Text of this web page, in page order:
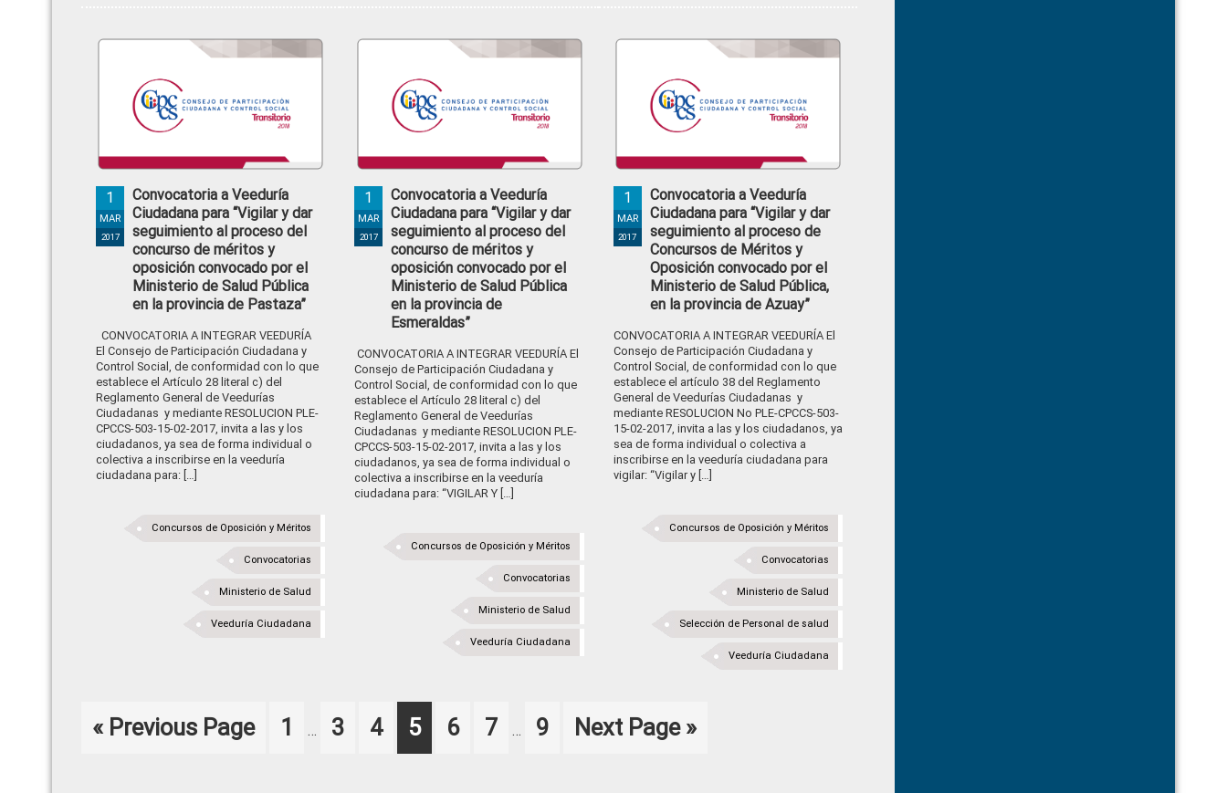
Convocatoria a Veeduría
Ciudadana para “Vigilar y dar
seguimiento al proceso del
concurso de méritos y
oposición convocado por el
Ministerio de Salud Pública
en la provincia de Pastaza”
1
MAR
2017
CONVOCATORIA A INTEGRAR VEEDURÍA
El Consejo de Participación Ciudadana y
Control Social, de conformidad con lo que
establece el Artículo 28 literal c) del
Reglamento General de Veedurías
Ciudadanas y mediante RESOLUCION PLE-
CPCCS-503-15-02-2017, invita a las y los
ciudadanos, ya sea de forma individual o
colectiva a inscribirse en la veeduría
ciudadana para: […]
Concursos de Oposición y Méritos
Convocatorias
Ministerio de Salud
Veeduría Ciudadana
Convocatoria a Veeduría
Ciudadana para “Vigilar y dar
seguimiento al proceso del
concurso de méritos y
oposición convocado por el
Ministerio de Salud Pública
en la provincia de
Esmeraldas”
1
MAR
2017
CONVOCATORIA A INTEGRAR VEEDURÍA El
Consejo de Participación Ciudadana y
Control Social, de conformidad con lo que
establece el Artículo 28 literal c) del
Reglamento General de Veedurías
Ciudadanas y mediante RESOLUCION PLE-
CPCCS-503-15-02-2017, invita a las y los
ciudadanos, ya sea de forma individual o
colectiva a inscribirse en la veeduría
ciudadana para: “VIGILAR Y […]
Concursos de Oposición y Méritos
Convocatorias
Ministerio de Salud
Veeduría Ciudadana
Convocatoria a Veeduría
Ciudadana para “Vigilar y dar
seguimiento al proceso de
Concursos de Méritos y
Oposición convocado por el
Ministerio de Salud Pública,
en la provincia de Azuay”
1
MAR
2017
CONVOCATORIA A INTEGRAR VEEDURÍA El
Consejo de Participación Ciudadana y
Control Social, de conformidad con lo que
establece el artículo 38 del Reglamento
General de Veedurías Ciudadanas y
mediante RESOLUCION No PLE-CPCCS-503-
15-02-2017, invita a las y los ciudadanos, ya
sea de forma individual o colectiva a
inscribirse en la veeduría ciudadana para
vigilar: “Vigilar y […]
Concursos de Oposición y Méritos
Convocatorias
Ministerio de Salud
Selección de Personal de salud
Veeduría Ciudadana
« Go
Previous Page Page
1
pages
… Page
3 Page
4 Page
5 Page
6 Page
7
pages
… Page
9
Go
Next Page »